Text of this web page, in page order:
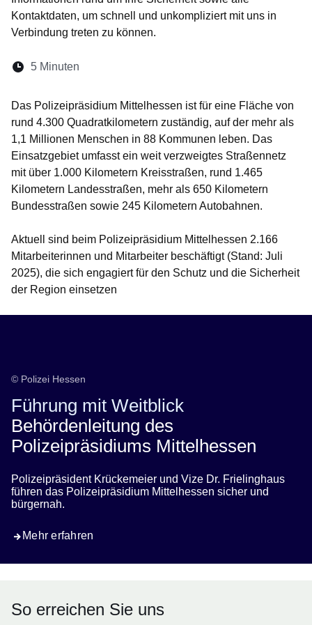
Kontaktdaten, um schnell und unkompliziert mit uns in
Verbindung treten zu können.
Lesedauer:
5 Minuten
Das Polizeipräsidium Mittelhessen ist für eine Fläche von
rund 4.300 Quadratkilometern zuständig, auf der mehr als
1,1 Millionen Menschen in 88 Kommunen leben. Das
Einsatzgebiet umfasst ein weit verzweigtes Straßennetz
mit über 1.000 Kilometern Kreisstraßen, rund 1.465
Kilometern Landesstraßen, mehr als 650 Kilometern
Bundesstraßen sowie 245 Kilometern Autobahnen.
Aktuell sind beim Polizeipräsidium Mittelhessen 2.166
Mitarbeiterinnen und Mitarbeiter beschäftigt (Stand: Juli
2025), die sich engagiert für den Schutz und die Sicherheit
der Region einsetzen
© Polizei Hessen
Führung mit Weitblick
Behördenleitung des
Polizeipräsidiums Mittelhessen
Polizeipräsident Krückemeier und Vize Dr. Frielinghaus
führen das Polizeipräsidium Mittelhessen sicher und
bürgernah.
Mehr erfahren
So erreichen Sie uns